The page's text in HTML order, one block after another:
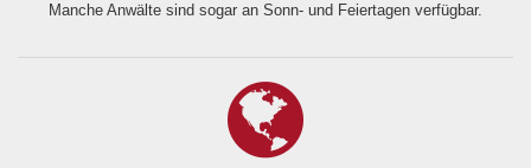
Manche Anwälte sind sogar an Sonn- und Feiertagen verfügbar.